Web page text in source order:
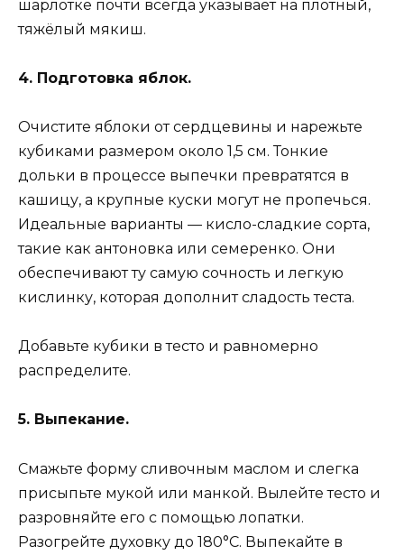
шарлотке почти всегда указывает на плотный,
тяжёлый мякиш.
4. Подготовка яблок.
Очистите яблоки от сердцевины и нарежьте
кубиками размером около 1,5 см. Тонкие
дольки в процессе выпечки превратятся в
кашицу, а крупные куски могут не пропечься.
Идеальные варианты — кисло-сладкие сорта,
такие как антоновка или семеренко. Они
обеспечивают ту самую сочность и легкую
кислинку, которая дополнит сладость теста.
Добавьте кубики в тесто и равномерно
распределите.
5. Выпекание.
Смажьте форму сливочным маслом и слегка
присыпьте мукой или манкой. Вылейте тесто и
разровняйте его с помощью лопатки.
Разогрейте духовку до 180°C. Выпекайте в